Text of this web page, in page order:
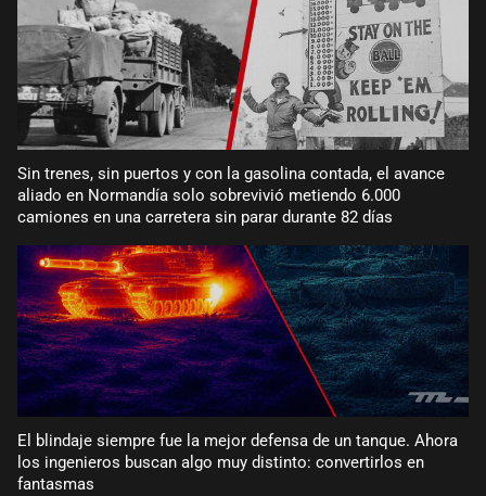
Sin trenes, sin puertos y con la gasolina contada, el avance
aliado en Normandía solo sobrevivió metiendo 6.000
camiones en una carretera sin parar durante 82 días
El blindaje siempre fue la mejor defensa de un tanque. Ahora
los ingenieros buscan algo muy distinto: convertirlos en
fantasmas